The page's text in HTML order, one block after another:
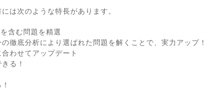
は次のような特長があります。
含む問題を精選
徹底分析により選ばれた問題を解くことで、実力アップ！
わせてアップデート
る！